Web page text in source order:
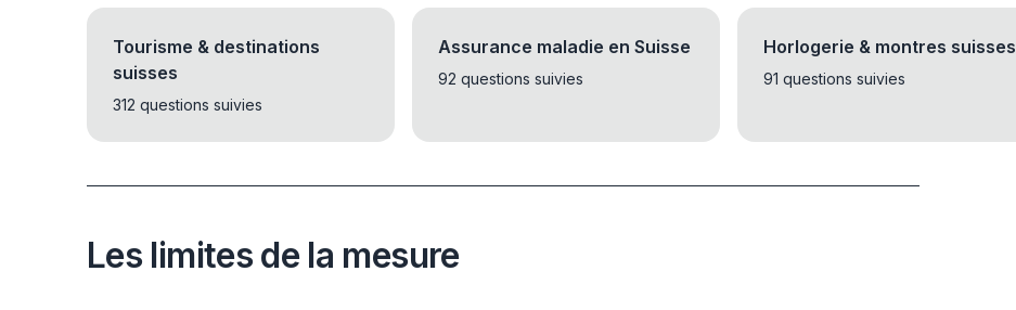
Tourisme & destinations
suisses
312 questions suivies
Assurance maladie en Suisse
92 questions suivies
Horlogerie & montres suisses
91 questions suivies
Les limites de la mesure